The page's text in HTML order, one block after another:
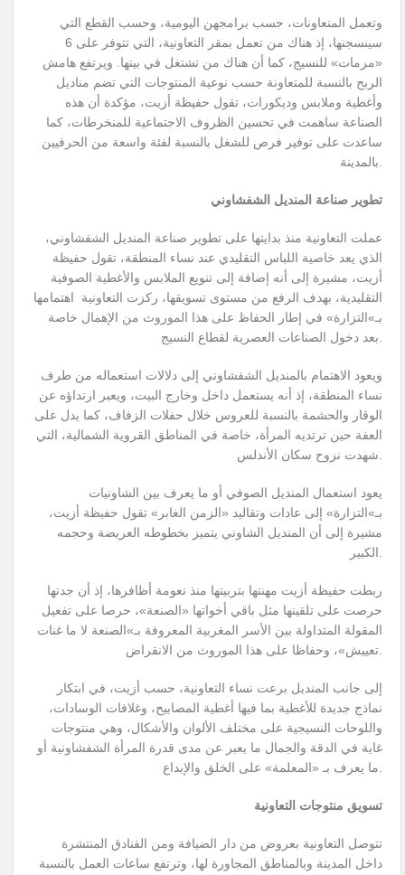
وتعمل المتعاونات، حسب برامجهن اليومية، وحسب القطع التي
سينسجنها، إذ هناك من تعمل بمقر التعاونية، التي تتوفر على 6
«مرمات» للنسيج، كما أن هناك من تشتغل في بيتها. ويرتفع هامش
الربح بالنسبة للمتعاونة حسب نوعية المنتوجات التي تضم مناديل
وأغطية وملابس وديكورات، تقول حفيظة أزيت، مؤكدة أن هذه
الصناعة ساهمت في تحسين الظروف الاجتماعية للمنخرطات، كما
ساعدت على توفير فرص للشغل بالنسبة لفئة واسعة من الحرفيين
تطوير صناعة المنديل الشفشاوني
عملت التعاونية منذ بدايتها على تطوير صناعة المنديل الشفشاوني،
الذي يعد خاصية اللباس التقليدي عند نساء المنطقة، تقول حفيظة
أزيت، مشيرة إلى أنه إضافة إلى تنويع الملابس والأغطية الصوفية
التقليدية، بهدف الرفع من مستوى تسويقها، ركزت التعاونية اهتمامها
بـ»التزارة» في إطار الحفاظ على هذا الموروث من الإهمال خاصة
ويعود الاهتمام بالمنديل الشفشاوني إلى دلالات استعماله من طرف
نساء المنطقة، إذ أنه يستعمل داخل وخارج البيت، ويعبر ارتداؤه عن
الوقار والحشمة بالنسبة للعروس خلال حفلات الزفاف، كما يدل على
العفة حين ترتديه المرأة، خاصة في المناطق القروية الشمالية، التي
يعود استعمال المنديل الصوفي أو ما يعرف بين الشاونيات
بـ»التزارة» إلى عادات وتقاليد «الزمن الغابر» تقول حفيظة أزيت،
مشيرة إلى أن المنديل الشاوني يتميز بخطوطه العريضة وحجمه
ربطت حفيظة أزيت مهنتها بتربيتها منذ نعومة أظافرها، إذ أن جدتها
حرصت على تلقينها مثل باقي أخواتها «الصنعة»، حرصا على تفعيل
المقولة المتداولة بين الأسر المغربية المعروفة بـ»الصنعة لا ما غنات
تعييش»، وحفاظا على هذا الموروث من الانقراض.
إلى جانب المنديل برعت نساء التعاونية، حسب أزيت، في ابتكار
نماذج جديدة للأغطية بما فيها أغطية المصابيح، وغلافات الوسادات،
واللوحات النسيجية على مختلف الألوان والأشكال، وهي منتوجات
غاية في الدقة والجمال ما يعبر عن مدى قدرة المرأة الشفشاونية أو
تسويق منتوجات التعاونية
تتوصل التعاونية بعروض من دار الضيافة ومن الفنادق المنتشرة
داخل المدينة وبالمناطق المجاورة لها، وترتفع ساعات العمل بالنسبة